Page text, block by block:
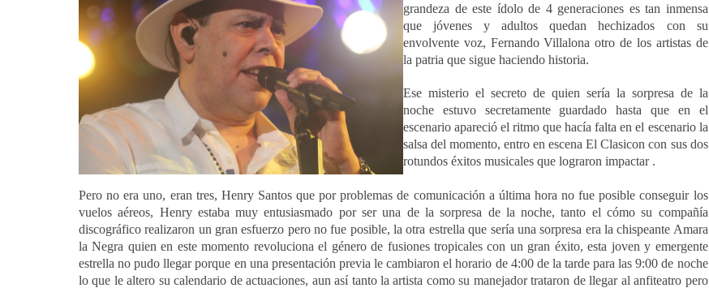
grandeza de este ídolo de 4 generaciones es tan inmensa
que jóvenes y adultos quedan hechizados con su
envolvente voz, Fernando Villalona otro de los artistas de
la patria que sigue haciendo historia.
Ese misterio el secreto de quien sería la sorpresa de la
noche estuvo secretamente guardado hasta que en el
escenario apareció el ritmo que hacía falta en el escenario la
salsa del momento, entro en escena El Clasicon con sus dos
rotundos éxitos musicales que lograron impactar .
Pero no era uno, eran tres, Henry Santos que por problemas de comunicación a última hora no fue posible conseguir los
vuelos aéreos, Henry estaba muy entusiasmado por ser una de la sorpresa de la noche, tanto el cómo su compañía
discográfico realizaron un gran esfuerzo pero no fue posible, la otra estrella que sería una sorpresa era la chispeante Amara
la Negra quien en este momento revoluciona el género de fusiones tropicales con un gran éxito, esta joven y emergente
estrella no pudo llegar porque en una presentación previa le cambiaron el horario de 4:00 de la tarde para las 9:00 de noche
lo que le altero su calendario de actuaciones, aun así tanto la artista como su manejador trataron de llegar al anfiteatro pero